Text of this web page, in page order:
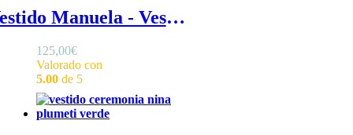
Vestido Manuela - Vestido blanco de niña de ceremonia en tul, sin mangas, espalda en pico
125,00€
Valorado con
5.00 de 5